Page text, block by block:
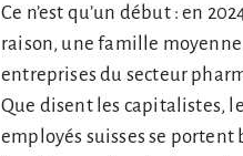
Ce n’est qu’un début : en
raison, une famille moyenne
entreprises du secteur
Que disent les capitalistes,
employés suisses se portent